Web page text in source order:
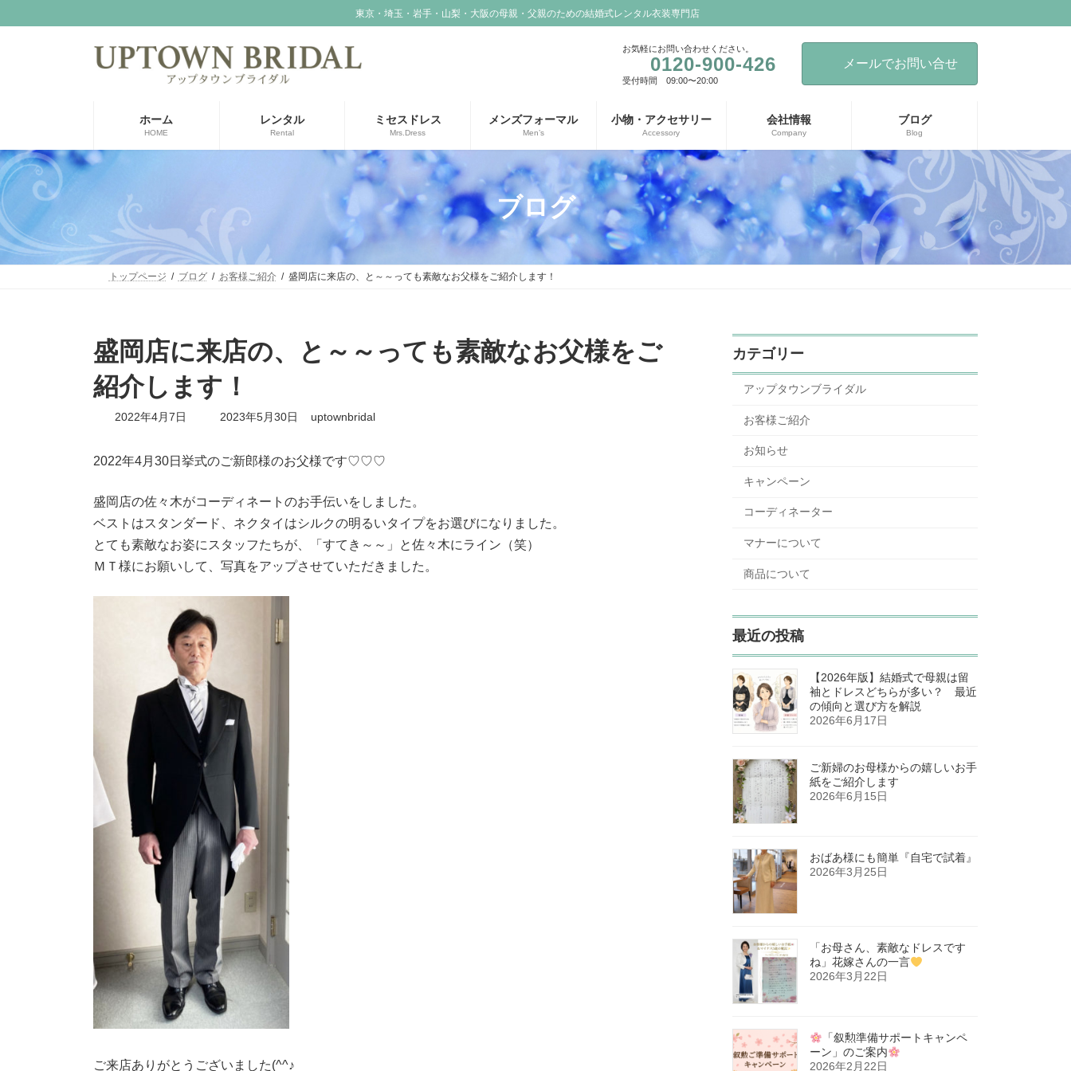
ン
プ
ビ
動
東京・埼玉・岩手・山梨・大阪の母親・父親のための結婚式レンタル衣装専門店
お気軽にお問い合わせください。
0120-900-426
受付時間 09:00〜20:00
メールでお問い合せ
ホーム
HOME
レンタル
Rental
ミセスドレス
Mrs.Dress
メンズフォーマル
Men’s
小物・アクセサリー
Accessory
会社情報
Company
ブログ
Blog
ブログ
トップページ ブログ お客様ご紹介 盛岡店に来店の、と～～っても素敵なお父様をご紹介します！
盛岡店に来店の、と～～っても素敵なお父様をご
紹介します！
2022年4月7日
最
新
:
2023年5月30日 uptownbridal
2022年4月30日挙式のご新郎様のお父様です♡♡♡
盛岡店の佐々木がコーディネートのお手伝いをしました。
ベストはスタンダード、ネクタイはシルクの明るいタイプをお選びになりました。
とても素敵なお姿にスタッフたちが、「すてき～～」と佐々木にライン（笑）
ＭＴ様にお願いして、写真をアップさせていただきました。
ご来店ありがとうございました(^^♪
カテゴリー
アップタウンブライダル
お客様ご紹介
お知らせ
キャンペーン
コーディネーター
マナーについて
商品について
最近の投稿
【2026年版】結婚式で母親は留
袖とドレスどちらが多い？ 最近
の傾向と選び方を解説
2026年6月17日
ご新婦のお母様からの嬉しいお手
紙をご紹介します
2026年6月15日
おばあ様にも簡単『自宅で試着』
2026年3月25日
「お母さん、素敵なドレスです
ね」花嫁さんの一言
2026年3月22日
「叙勲準備サポートキャンペ
ーン」のご案内
2026年2月22日